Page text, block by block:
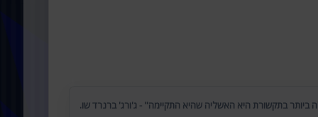
ביותר בתקשורת היא האשליה שהיא התקיימה" - ג'ורג' ברנרד שו.